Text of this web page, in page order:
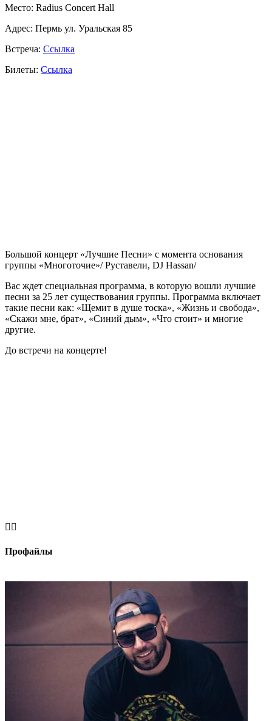
Место: Radius Concert Hall
Адрес: Пермь ул. Уральская 85
Встреча: Ссылка
Билеты: Ссылка
Большой концерт «Лучшие Песни» с момента основания
группы «Многоточие»/Руставели, DJ Hassan/
Вас ждет специальная программа, в которую вошли лучшие
песни за 25 лет существования группы. Программа включает
такие песни как: «Щемит в душе тоска», «Жизнь и свобода»,
«Скажи мне, брат», «Синий дым», «Что стоит» и многие
другие.
До встречи на концерте!
 
Профайлы